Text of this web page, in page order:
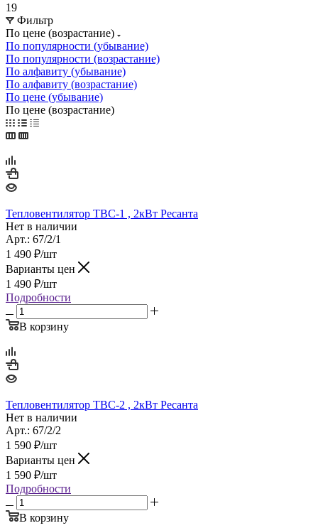
19
Фильтр
По цене (возрастание)
По популярности (убывание)
По популярности (возрастание)
По алфавиту (убывание)
По алфавиту (возрастание)
По цене (убывание)
По цене (возрастание)
Тепловентилятор ТВС-1 , 2кВт Ресанта
Нет в наличии
Арт.: 67/2/1
1 490 ₽/шт
Варианты цен
1 490 ₽/шт
Подробности
В корзину
Тепловентилятор ТВС-2 , 2кВт Ресанта
Нет в наличии
Арт.: 67/2/2
1 590 ₽/шт
Варианты цен
1 590 ₽/шт
Подробности
В корзину